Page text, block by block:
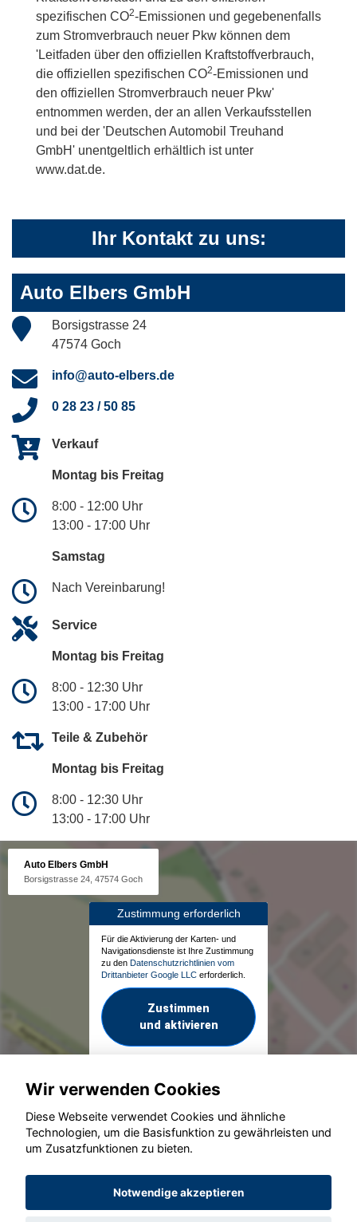
spezifischen CO2-Emissionen und gegebenenfalls
zum Stromverbrauch neuer Pkw können dem
'Leitfaden über den offiziellen Kraftstoffverbrauch,
die offiziellen spezifischen CO2-Emissionen und
den offiziellen Stromverbrauch neuer Pkw'
entnommen werden, der an allen Verkaufsstellen
und bei der 'Deutschen Automobil Treuhand
GmbH' unentgeltlich erhältlich ist unter
www.dat.de.
Ihr Kontakt zu uns:
Auto Elbers GmbH
Borsigstrasse 24
47574 Goch
info@auto-elbers.de
0 28 23 / 50 85
Verkauf
Montag bis Freitag
8:00 - 12:00 Uhr
13:00 - 17:00 Uhr
Samstag
Nach Vereinbarung!
Service
Montag bis Freitag
8:00 - 12:30 Uhr
13:00 - 17:00 Uhr
Teile & Zubehör
Montag bis Freitag
8:00 - 12:30 Uhr
13:00 - 17:00 Uhr
Auto Elbers GmbH
Borsigstrasse 24, 47574 Goch
Zustimmung erforderlich
Für die Aktivierung der Karten- und
Navigationsdienste ist Ihre Zustimmung
zu den Datenschutzrichtlinien vom
Drittanbieter Google LLC erforderlich.
Zustimmen
und aktivieren
© konjunkturmotor.de GmbH 2020 - 2026
Wir verwenden Cookies
Diese Webseite verwendet Cookies und ähnliche
Technologien, um die Basisfunktion zu gewährleisten und
um Zusatzfunktionen zu bieten.
Notwendige akzeptieren